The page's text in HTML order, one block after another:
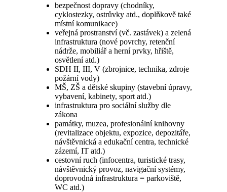
bezpečnost dopravy (chodníky,
cyklostezky, ostrůvky atd., doplňkově také
místní komunikace)
veřejná prostranství (vč. zastávek) a zelená
infrastruktura (nové povrchy, retenční
nádrže, mobiliář a herní prvky, hřiště,
osvětlení atd.)
SDH II, III, V (zbrojnice, technika, zdroje
požární vody)
MŠ, ZŠ a dětské skupiny (stavební úpravy,
vybavení, kabinety, sport atd.)
infrastruktura pro sociální služby dle
zákona
památky, muzea, profesionální knihovny
(revitalizace objektu, expozice, depozitáře,
návštěvnická a edukační centra, technické
zázemí, IT atd.)
cestovní ruch (infocentra, turistické trasy,
návštěvnický provoz, navigační systémy,
doprovodná infrastruktura = parkoviště,
WC atd.)